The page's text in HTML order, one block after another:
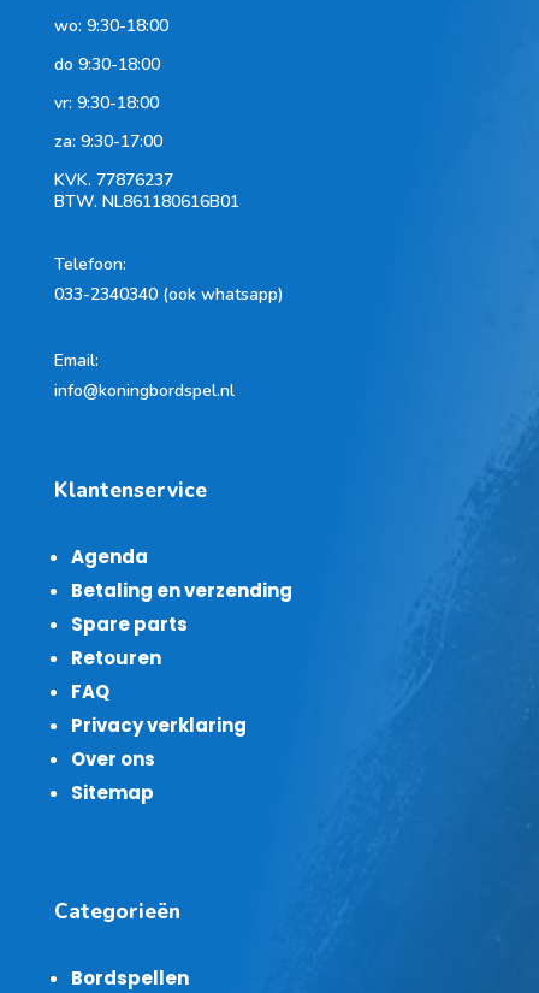
wo: 9:30-18:00
do 9:30-18:00
vr: 9:30-18:00
za: 9:30-17:00
KVK. 77876237
BTW. NL861180616B01
Telefoon:
033-2340340 (ook whatsapp)
Email:
info@koningbordspel.nl
Klantenservice
Agenda
Betaling en verzending
Spare parts
Retouren
FAQ
Privacy verklaring
Over ons
Sitemap
Categorieën
Bordspellen